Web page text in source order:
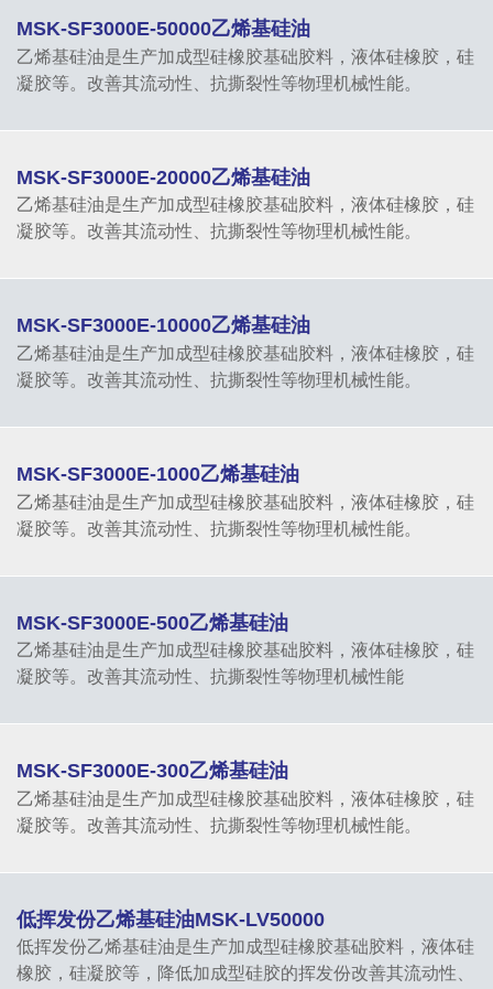
MSK-SF3000E-50000乙烯基硅油
乙烯基硅油是生产加成型硅橡胶基础胶料，液体硅橡胶，硅
凝胶等。改善其流动性、抗撕裂性等物理机械性能。
MSK-SF3000E-20000乙烯基硅油
乙烯基硅油是生产加成型硅橡胶基础胶料，液体硅橡胶，硅
凝胶等。改善其流动性、抗撕裂性等物理机械性能。
MSK-SF3000E-10000乙烯基硅油
乙烯基硅油是生产加成型硅橡胶基础胶料，液体硅橡胶，硅
凝胶等。改善其流动性、抗撕裂性等物理机械性能。
MSK-SF3000E-1000乙烯基硅油
乙烯基硅油是生产加成型硅橡胶基础胶料，液体硅橡胶，硅
凝胶等。改善其流动性、抗撕裂性等物理机械性能。
MSK-SF3000E-500乙烯基硅油
乙烯基硅油是生产加成型硅橡胶基础胶料，液体硅橡胶，硅
凝胶等。改善其流动性、抗撕裂性等物理机械性能
MSK-SF3000E-300乙烯基硅油
乙烯基硅油是生产加成型硅橡胶基础胶料，液体硅橡胶，硅
凝胶等。改善其流动性、抗撕裂性等物理机械性能。
低挥发份乙烯基硅油MSK-LV50000
低挥发份乙烯基硅油是生产加成型硅橡胶基础胶料，液体硅
橡胶，硅凝胶等，降低加成型硅胶的挥发份改善其流动性、